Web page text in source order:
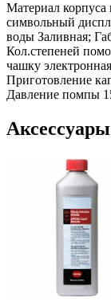
Материал
символьный
воды Заливная;
Кол.степеней
чашку
Приготовление
Давление помпы
Аксессуары